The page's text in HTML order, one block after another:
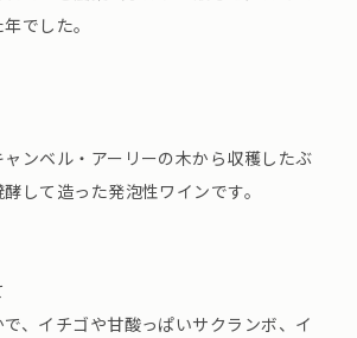
でした。
ンベル・アーリーの木から収穫したぶ
して造った発泡性ワインです。
、イチゴや甘酸っぱいサクランボ、イ